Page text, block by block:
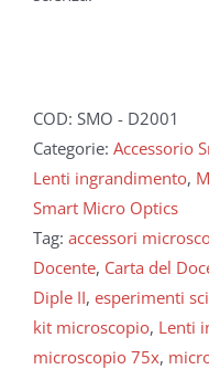
COD: SMO - D2001
Categorie: Accessorio
Lenti ingrandimento,
Smart Micro Optics
Tag: accessori
Docente, Carta del
Diple II, esperimenti
kit microscopio, Lenti
microscopio 75x,